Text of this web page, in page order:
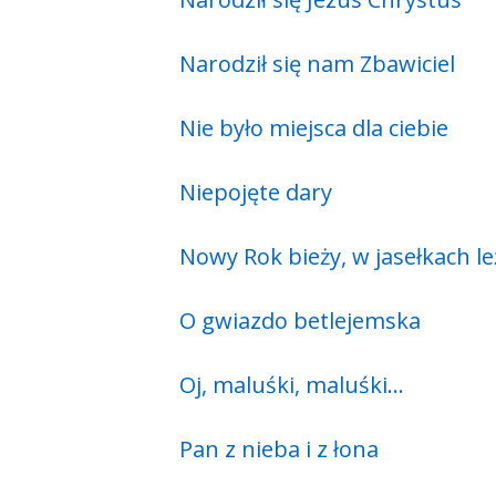
Narodził się nam Zbawiciel
Nie było miejsca dla ciebie
Niepojęte dary
Nowy Rok bieży, w jasełkach
O gwiazdo betlejemska
Oj, maluśki, maluśki…
Pan z nieba i z łona